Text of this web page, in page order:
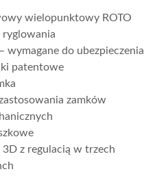
wielopunktowy ROTO
ryglowania
wymagane do ubezpieczenia
patentowe
zamków
3D z regulacią w trzech